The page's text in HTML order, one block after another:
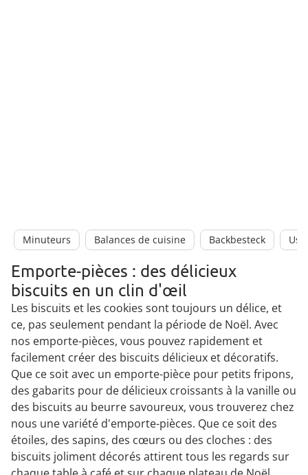
Minuteurs Balances de cuisine Backbesteck
Emporte-pièces : des délicieux
biscuits en un clin d'œil
Les biscuits et les cookies sont toujours un délice, et
ce, pas seulement pendant la période de Noël. Avec
nos emporte-pièces, vous pouvez rapidement et
facilement créer des biscuits délicieux et décoratifs.
Que ce soit avec un emporte-pièce pour petits fripons,
des gabarits pour de délicieux croissants à la vanille ou
des biscuits au beurre savoureux, vous trouverez chez
nous une variété d'emporte-pièces. Que ce soit des
étoiles, des sapins, des cœurs ou des cloches : des
biscuits joliment décorés attirent tous les regards sur